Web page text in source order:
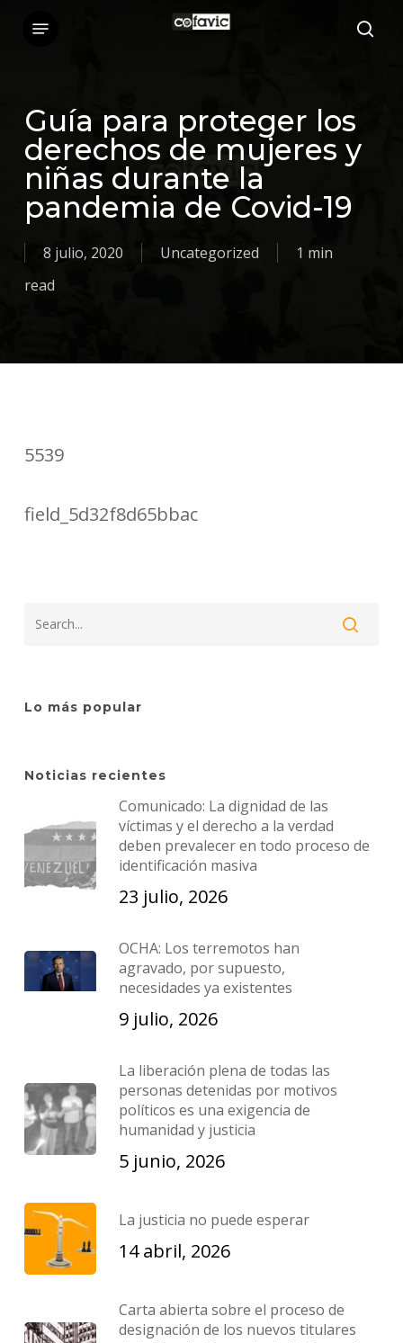
content
Guía para proteger los
derechos de mujeres y
niñas durante la
pandemia de Covid-19
8 julio, 2020 Uncategorized
1 min
read
5539
field_5d32f8d65bbac
Lo más popular
Noticias recientes
Comunicado: La dignidad de las
víctimas y el derecho a la verdad
deben prevalecer en todo proceso de
identificación masiva
23 julio, 2026
OCHA: Los terremotos han
agravado, por supuesto,
necesidades ya existentes
9 julio, 2026
La liberación plena de todas las
personas detenidas por motivos
políticos es una exigencia de
humanidad y justicia
5 junio, 2026
La justicia no puede esperar
14 abril, 2026
Carta abierta sobre el proceso de
designación de los nuevos titulares